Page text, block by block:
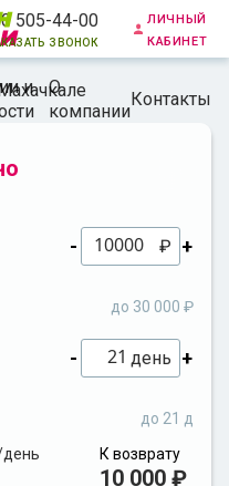
505-44-00
звонок
личный
кабинет
и
О
компании
Контакты
- ₽ +
до 30 000 ₽
- день +
до 21 д
К возврату
10 000 ₽